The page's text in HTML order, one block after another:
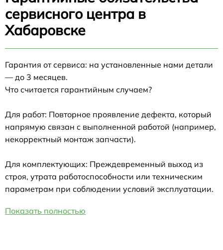
сервисного центра в
Хабаровске
Гарантия от сервиса: на установленные нами детали
— до 3 месяцев.
Что считается гарантийным случаем?
Для работ: Повторное проявление дефекта, который
напрямую связан с выполненной работой (например,
некорректный монтаж запчасти).
Для комплектующих: Преждевременный выход из
строя, утрата работоспособности или техническим
параметрам при соблюдении условий эксплуатации.
Показать полностью